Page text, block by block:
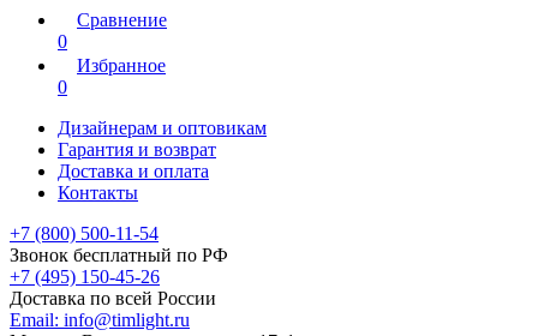
Сравнение
0
Избранное
0
Дизайнерам и оптовикам
Гарантия и возврат
Доставка и оплата
Контакты
+7 (800) 500-11-54
Звонок бесплатный по РФ
+7 (495) 150-45-26
Доставка по всей России
Email: info@timlight.ru